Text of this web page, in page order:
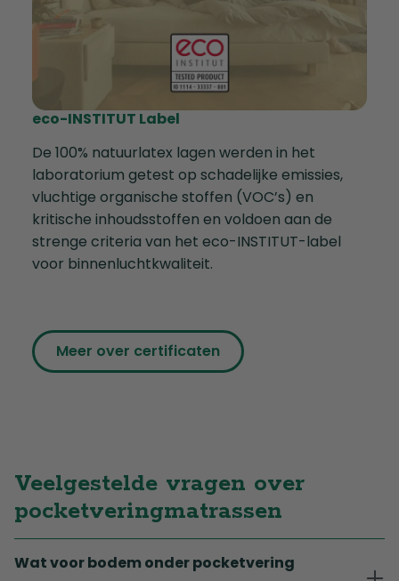
eco-INSTITUT Label
De 100% natuurlatex lagen werden in het
laboratorium getest op schadelijke emissies,
vluchtige organische stoffen (VOC’s) en
kritische inhoudsstoffen en voldoen aan de
strenge criteria van het eco-INSTITUT-label
voor binnenluchtkwaliteit.
Meer over certificaten
Veelgestelde vragen over
pocketveringmatrassen
Wat voor bodem onder pocketvering